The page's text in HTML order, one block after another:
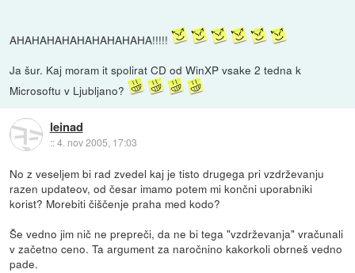
AHAHAHAHAHAHAHAHAHA!!!!!
Ja šur. Kaj moram it spolirat CD od WinXP vsake 2 tedna k
Microsoftu v Ljubljano?
leinad
::4. nov 2005, 17:03
No z veseljem bi rad zvedel kaj je tisto drugega pri vzdrževanju
razen updateov, od česar imamo potem mi končni uporabniki
korist? Morebiti čiščenje praha med kodo?
Še vedno jim nič ne prepreči, da ne bi tega "vzdrževanja" vračunali
v začetno ceno. Ta argument za naročnino kakorkoli obrneš vedno
pade.